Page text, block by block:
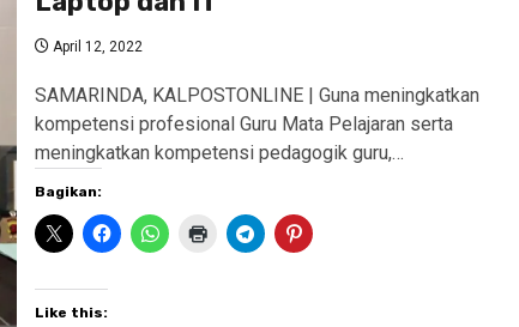
April 12, 2022
SAMARINDA, KALPOSTONLINE | Guna meningkatkan
kompetensi profesional Guru Mata Pelajaran serta
meningkatkan kompetensi pedagogik guru,…
Bagikan:
Like this: